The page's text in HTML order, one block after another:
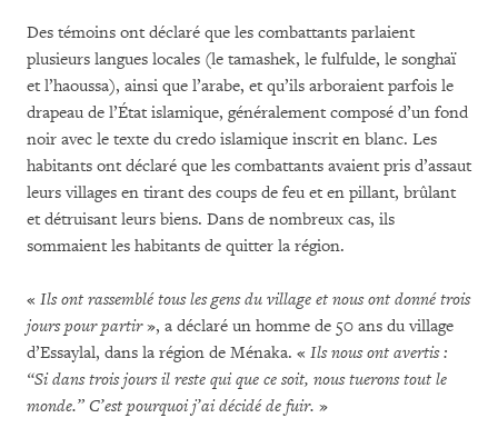
Des témoins ont déclaré que les combattants parlaient
plusieurs langues locales (le tamashek, le fulfulde, le songhaï
et l’haoussa), ainsi que l’arabe, et qu’ils arboraient parfois le
drapeau de l’État islamique, généralement composé d’un fond
noir avec le texte du credo islamique inscrit en blanc. Les
habitants ont déclaré que les combattants avaient pris d’assaut
leurs villages en tirant des coups de feu et en pillant, brûlant
et détruisant leurs biens. Dans de nombreux cas, ils
sommaient les habitants de quitter la région.
« Ils ont rassemblé tous les gens du village et nous ont donné trois
jours pour partir», a déclaré un homme de 50 ans du village
d’Essaylal, dans la région de Ménaka. « Ils nous ont avertis :
“Si dans trois jours il reste qui que ce soit, nous tuerons tout le
monde.” C’est pourquoi j’ai décidé de fuir. »